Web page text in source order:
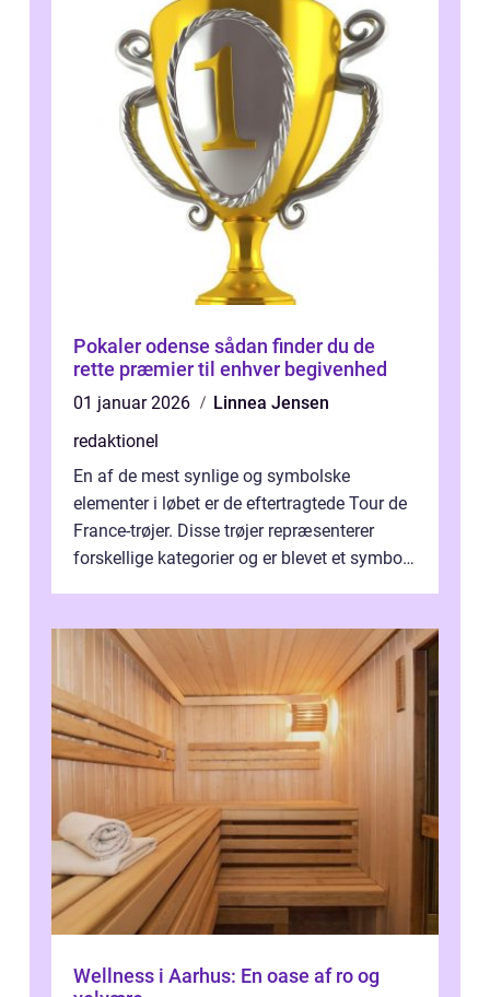
Pokaler odense sådan finder du de
rette præmier til enhver begivenhed
01 januar 2026
Linnea Jensen
redaktionel
En af de mest synlige og symbolske
elementer i løbet er de eftertragtede Tour de
France-trøjer. Disse trøjer repræsenterer
forskellige kategorier og er blevet et symbol
Wellness i Aarhus: En oase af ro og